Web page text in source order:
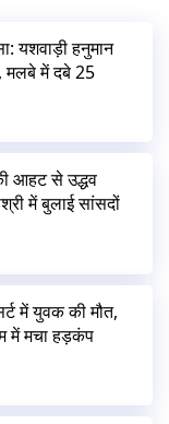
यशवाड़ी हनुमान
मलबे में दबे 25
आहट से उद्धव
में बुलाई सांसदों
में युवक की मौत,
में मचा हड़कंप